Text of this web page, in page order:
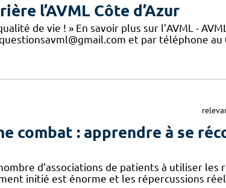
l’AVML Côte d’Azur
de vie ! » En savoir plus sur l’AVML -
et par téléphone au
combat : apprendre à se
d’associations de patients à utiliser les
initié est énorme et les répercussions